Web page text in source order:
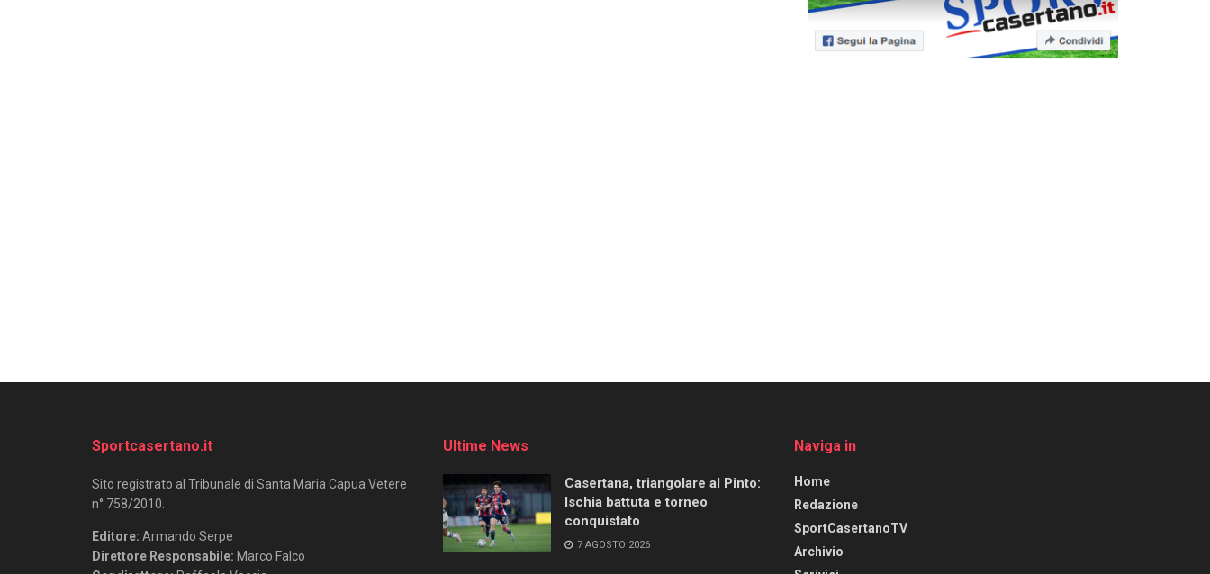
Sportcasertano.it
Sito registrato al Tribunale di Santa Maria Capua Vetere
n° 758/2010.
Editore: Armando Serpe
Direttore Responsabile: Marco Falco
Ultime News
Casertana, triangolare al Pinto:
Ischia battuta e torneo
conquistato
7 AGOSTO 2026
Naviga in
Home
Redazione
SportCasertanoTV
Archivio